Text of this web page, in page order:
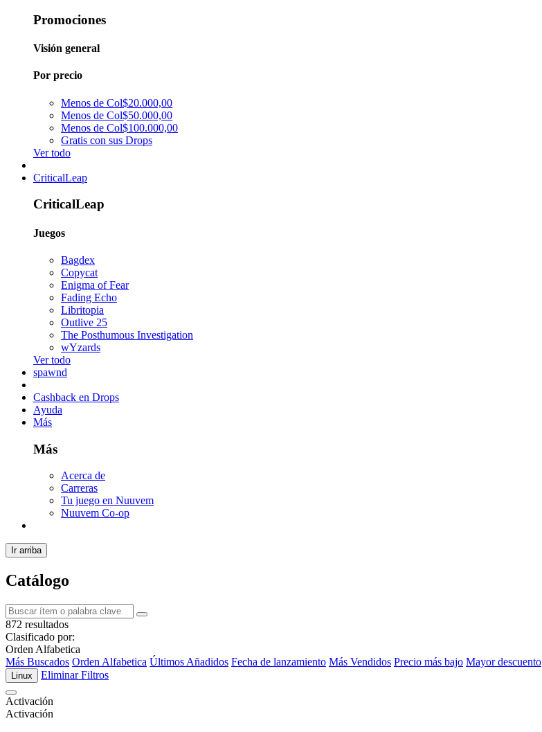
Promociones
Visión general
Por precio
Menos de Col$20.000,00
Menos de Col$50.000,00
Menos de Col$100.000,00
Gratis con sus Drops
Ver todo
CriticalLeap
CriticalLeap
Juegos
Bagdex
Copycat
Enigma of Fear
Fading Echo
Libritopia
Outlive 25
The Posthumous Investigation
wYzards
Ver todo
spawnd
Cashback en Drops
Ayuda
Más
Más
Acerca de
Carreras
Tu juego en Nuuvem
Nuuvem Co-op
Ir arriba
Catálogo
872 resultados
Clasificado por:
Orden Alfabetica
Más Buscados Orden Alfabetica Últimos Añadidos Fecha de lanzamiento Más Vendidos Precio más bajo Mayor descuento
Linux Eliminar Filtros
Activación
Activación